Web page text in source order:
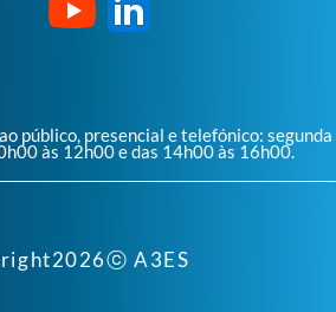
público, presencial e telefónico: segunda
às 12h00 e das 14h00 às 16h00.
2026ⓒ A3ES